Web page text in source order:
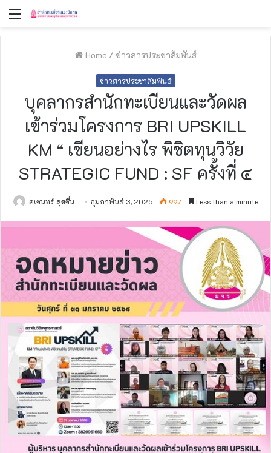
Menu
Home / ข่าวสารประชาสัมพันธ์
ข่าวสารประชาสัมพันธ์
บุคลากรสำนักทะเบียนและวัดผล
เข้าร่วมโครงการ BRI UPSKILL
KM “ เขียนอย่างไร พิชิตทุนวิวัย
STRATEGIC FUND : SF ครั้งที่ ๔
คเชนทร์ สุขชื่น กุมภาพันธ์ 3, 2025 997 Less than a minute